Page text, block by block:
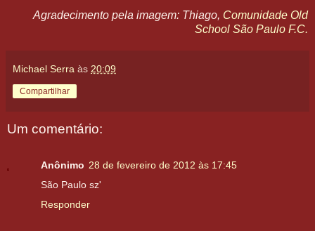
Agradecimento pela imagem: Thiago, Comunidade Old
School São Paulo F.C.
Michael Serra às 20:09
Compartilhar
Um comentário:
Anônimo 28 de fevereiro de 2012 às 17:45
São Paulo sz'
Responder